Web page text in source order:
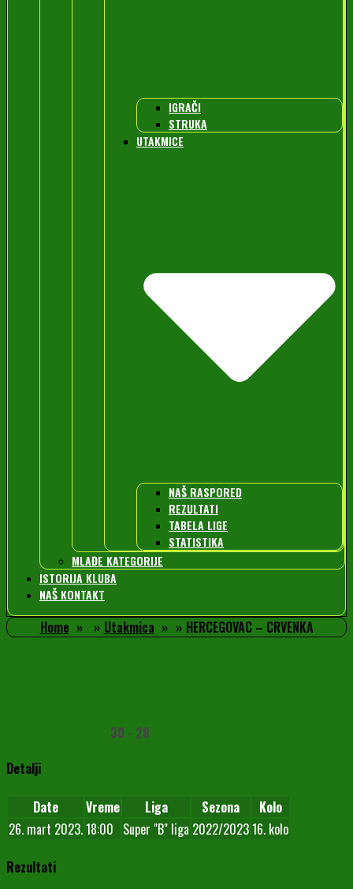
IGRAČI
STRUKA
UTAKMICE
NAŠ RASPORED
REZULTATI
TABELA LIGE
STATISTIKA
MLAĐE KATEGORIJE
ISTORIJA KLUBA
NAŠ KONTAKT
Home Utakmica HERCEGOVAC – CRVENKA
30 - 28
Detalji
Date Vreme Liga Sezona
Kolo
26. mart 2023.18:00 Super "B" liga 2022/202316. kolo
Rezultati